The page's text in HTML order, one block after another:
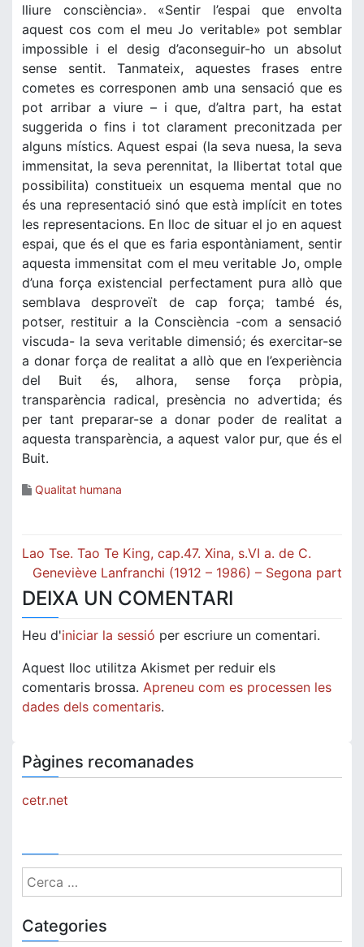
lliure consciència». «Sentir l’espai que envolta
aquest cos com el meu Jo veritable» pot semblar
impossible i el desig d’aconseguir-ho un absolut
sense sentit. Tanmateix, aquestes frases entre
cometes es corresponen amb una sensació que es
pot arribar a viure – i que, d’altra part, ha estat
suggerida o fins i tot clarament preconitzada per
alguns místics. Aquest espai (la seva nuesa, la seva
immensitat, la seva perennitat, la llibertat total que
possibilita) constitueix un esquema mental que no
és una representació sinó que està implícit en totes
les representacions. En lloc de situar el jo en aquest
espai, que és el que es faria espontàniament, sentir
aquesta immensitat com el meu veritable Jo, omple
d’una força existencial perfectament pura allò que
semblava desproveït de cap força; també és,
potser, restituir a la Consciència -com a sensació
viscuda- la seva veritable dimensió; és exercitar-se
a donar força de realitat a allò que en l’experiència
del Buit és, alhora, sense força pròpia,
transparència radical, presència no advertida; és
per tant preparar-se a donar poder de realitat a
aquesta transparència, a aquest valor pur, que és el
Buit.
Qualitat humana
Navegació
d'entrades
Lao Tse. Tao Te King, cap.47. Xina, s.VI a. de C.
Geneviève Lanfranchi (1912 – 1986) – Segona part
DEIXA UN COMENTARI
Heu d'iniciar la sessió per escriure un comentari.
Aquest lloc utilitza Akismet per reduir els
comentaris brossa. Apreneu com es processen les
dades dels comentaris.
Pàgines recomanades
cetr.net
Cerca:
Categories